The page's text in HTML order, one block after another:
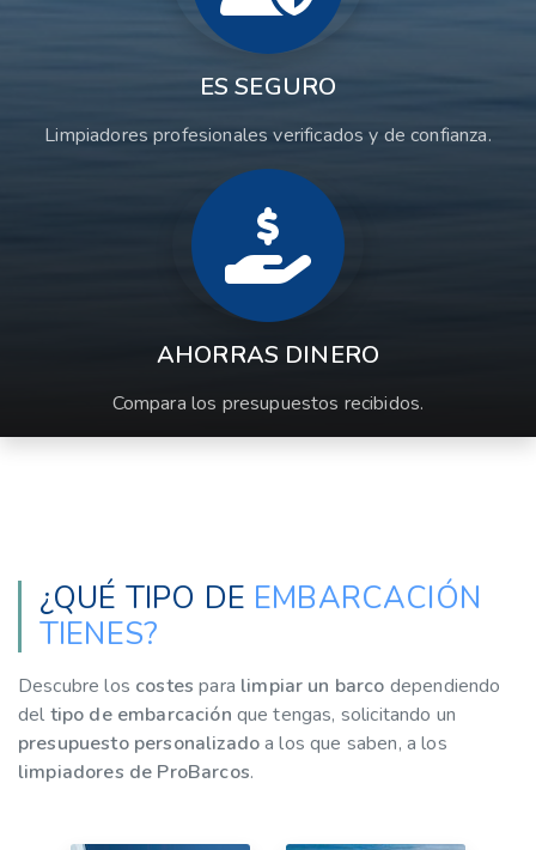
ES SEGURO
Limpiadores profesionales verificados y de confianza.
AHORRAS DINERO
Compara los presupuestos recibidos.
¿QUÉ TIPO DE EMBARCACIÓN
TIENES?
Descubre los costes para limpiar un barco dependiendo
del tipo de embarcación que tengas, solicitando un
presupuesto personalizadoa los que saben, a los
limpiadores de ProBarcos.